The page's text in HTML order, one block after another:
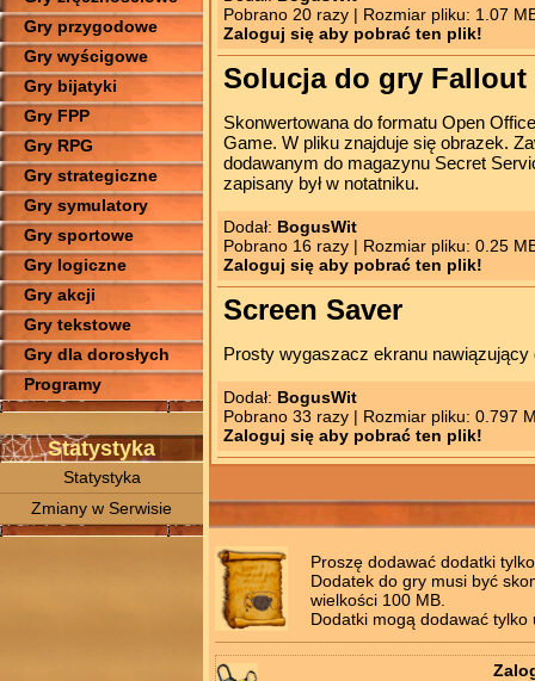
Gry przygodowe
Gry wyścigowe
Gry bijatyki
Gry FPP
Gry RPG
Gry strategiczne
Gry symulatory
Gry sportowe
Gry logiczne
Gry akcji
Gry tekstowe
Gry dla dorosłych
Programy
Statystyka
Statystyka
Zmiany w Serwisie
Pobrano 20 razy | Rozmiar pliku: 1.07
Zaloguj się aby pobrać ten plik!
Solucja do gry Fallout
Skonwertowana do formatu Open
Game. W pliku znajduje się obrazek.
dodawanym do magazynu Secret
zapisany był w notatniku.
Dodał: BogusWit
Pobrano 16 razy | Rozmiar pliku: 0.25
Zaloguj się aby pobrać ten plik!
Screen Saver
Prosty wygaszacz ekranu nawiązujący
Dodał: BogusWit
Pobrano 33 razy | Rozmiar pliku: 0.797
Zaloguj się aby pobrać ten plik!
Proszę dodawać dodatki
Dodatek do gry musi być
wielkości 100 MB.
Dodatki mogą dodawać